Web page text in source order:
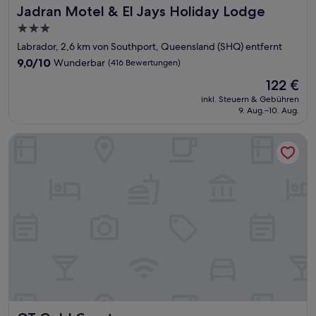
Jadran Motel & El Jays Holiday Lodge
Jadran Motel & El Jays Holiday Lodge
3.0-
Sterne-
Unterkunft
Labrador, 2,6 km von Southport, Queensland (SHQ) entfernt
9.0
9,0/10 Wunderbar (416 Bewertungen)
Der
Preis
beträgt
122 €
inkl. Steuern & Gebühren
9. Aug.–10. Aug.